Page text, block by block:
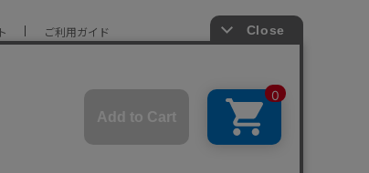
ご利用ガイド